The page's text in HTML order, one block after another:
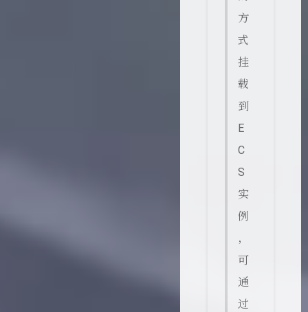
方
式
挂
载
到
E
C
S
实
例
，
可
通
过